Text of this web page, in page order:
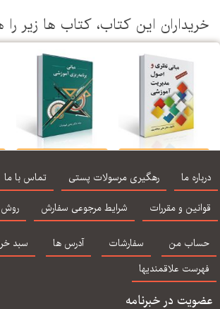
این كتاب، كتاب ها زیر را هم
مدیریت آموزشی
دکتر علی علاقه
بند
آموزشی - فیوضات
ما رهگیری مرسولات پستی
تماس با ما
و مقررات
شرایط مرجوعی سفارش روش
من سفارشات آدرس ها
سبد خرید
علاقمندیها
در خبرنامه